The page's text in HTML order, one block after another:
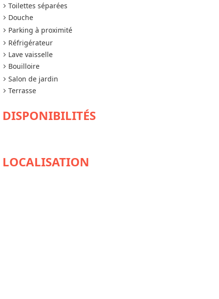
Toilettes séparées
Douche
Parking à proximité
Réfrigérateur
Lave vaisselle
Bouilloire
Salon de jardin
Terrasse
DISPONIBILITÉS